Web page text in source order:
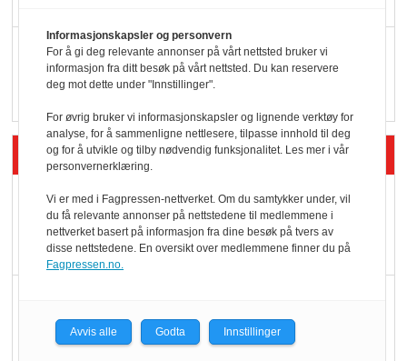
Q passerte 1 milliard i
Rema i 2025
Siste artikler - Økologisk
Kolonihagens norske
yoghurt: Trues av
melkemangel
Økologisk Norge sin
hederspris
Informasjonskapsler og personvern
For å gi deg relevante annonser på vårt nettsted bruker vi
informasjon fra ditt besøk på vårt nettsted. Du kan reservere
deg mot dette under "Innstillinger".
For øvrig bruker vi informasjonskapsler og lignende verktøy for
analyse, for å sammenligne nettlesere, tilpasse innhold til deg
og for å utvikle og tilby nødvendig funksjonalitet. Les mer i vår
personvernerklæring.
Vi er med i Fagpressen-nettverket. Om du samtykker under, vil
du få relevante annonser på nettstedene til medlemmene i
nettverket basert på informasjon fra dine besøk på tvers av
disse nettstedene. En oversikt over medlemmene finner du på
Fagpressen.no.
Avvis alle Godta Innstillinger